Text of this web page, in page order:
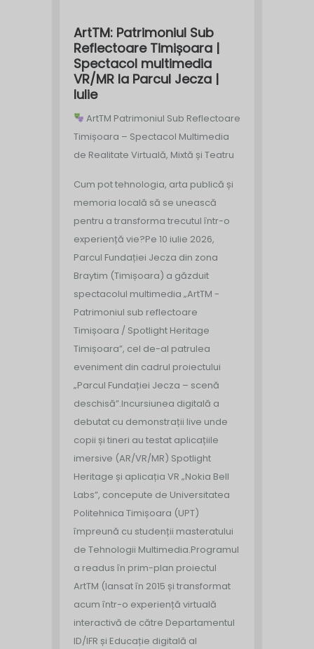
ArtTM: Patrimoniul Sub
Reflectoare Timișoara |
Spectacol multimedia
VR/MR la Parcul Jecza |
Iulie
ArtTM Patrimoniul Sub Reflectoare
Timișoara – Spectacol Multimedia
de Realitate Virtuală, Mixtă și Teatru
Cum pot tehnologia, arta publică și
memoria locală să se unească
pentru a transforma trecutul într-o
experiență vie?Pe 10 iulie 2026,
Parcul Fundației Jecza din zona
Braytim (Timișoara) a găzduit
spectacolul multimedia „ArtTM -
Patrimoniul sub reflectoare
Timișoara / Spotlight Heritage
Timișoara”, cel de-al patrulea
eveniment din cadrul proiectului
„Parcul Fundației Jecza – scenă
deschisă”.Incursiunea digitală a
debutat cu demonstrații live unde
copii și tineri au testat aplicațiile
imersive (AR/VR/MR) Spotlight
Heritage și aplicația VR „Nokia Bell
Labs”, concepute de Universitatea
Politehnica Timișoara (UPT)
împreună cu studenții masteratului
de Tehnologii Multimedia.Programul
a readus în prim-plan proiectul
ArtTM (lansat în 2015 și transformat
acum într-o experiență virtuală
interactivă de către Departamentul
ID/IFR și Educație digitală al